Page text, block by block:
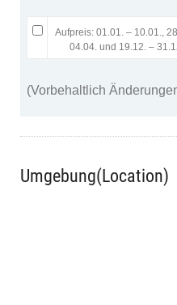
Aufpreis: 01.01. – 10.01.,
04.04. und 19.12. –
(Vorbehaltlich
Umgebung(Location)